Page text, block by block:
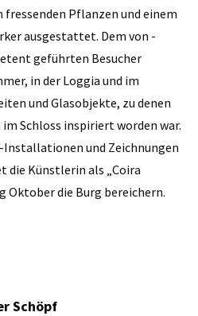
fressenden Pflanzen und einem
ausgestattet. Dem von
geführten Besucher
in der Loggia und im
und Glasobjekte, zu denen
Schloss inspiriert worden war.
Installationen und Zeichnungen
die Künstlerin als „Coira
Oktober die Burg bereichern.
Schöpf